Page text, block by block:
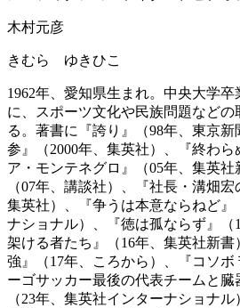
木村元彦
きむら ゆきひこ
1962年、愛知県生まれ。中央大学
に、スポーツ文化や民族問題など
る。著書に『誇り』（98年、東京
参』（2000年、集英社）、『終わ
ア・モンテネグロ』（05年、集英社
（07年、講談社）、『社長・溝畑宏
集英社）、『争うは本意ならねど』
ナショナル）、『徳は孤ならず』（
架ける者たち』（16年、集英社新
強』（17年、ころから）、『コソ
ーゴサッカー最後の代表チームと臓
（23年、集英社インターナショナ